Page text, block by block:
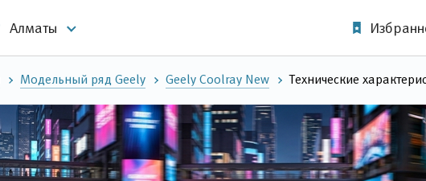
Алматы
Модельный ряд Geely Geely Coolray New Технические